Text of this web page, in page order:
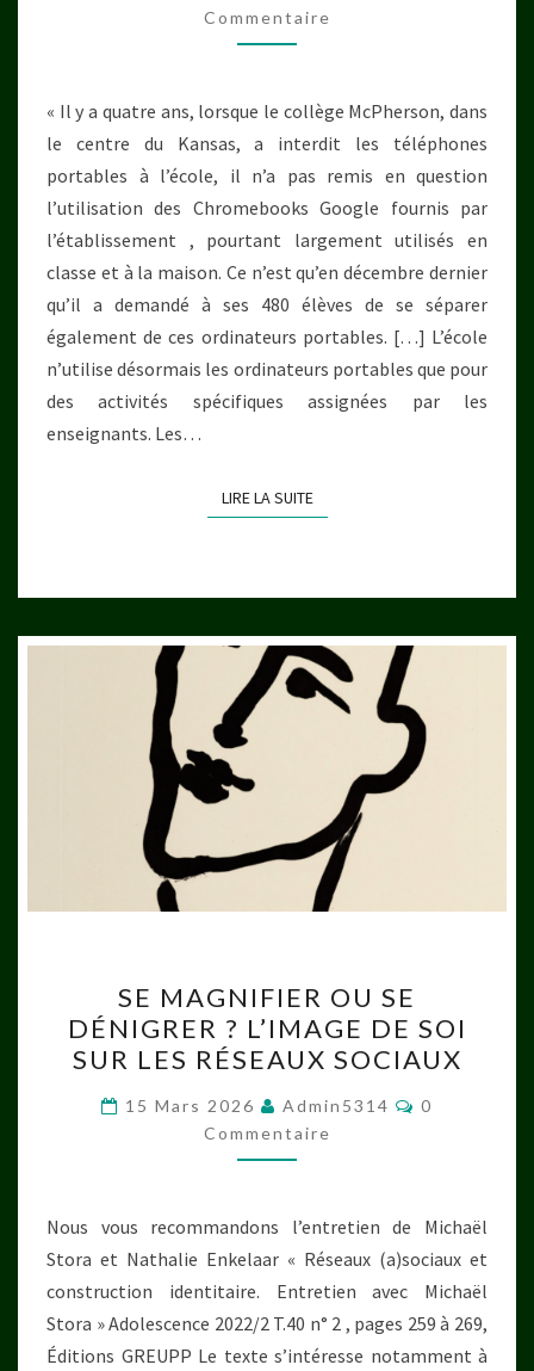
L’ÉDUCATION
ET
LE
DÉVELOPPEMENT
DES
ENFANTS
Commentaire
« Il y a quatre ans, lorsque le collège McPherson, dans
le centre du Kansas, a interdit les téléphones
portables à l’école, il n’a pas remis en question
l’utilisation des Chromebooks Google fournis par
l’établissement , pourtant largement utilisés en
classe et à la maison. Ce n’est qu’en décembre dernier
qu’il a demandé à ses 480 élèves de se séparer
également de ces ordinateurs portables. […] L’école
n’utilise désormais les ordinateurs portables que pour
des activités spécifiques assignées par les
enseignants. Les…
LIRE LA SUITELIRE LA SUITE
MAGNIFIER
OU
SE
DÉNIGRER
?
L’IMAGE
SOI
SUR
LES
RÉSEAUX
SOCIAUX
SE MAGNIFIER OU SE
DÉNIGRER ? L’IMAGE DE SOI
SUR LES RÉSEAUX SOCIAUX
15 Mars 2026 Admin5314
0
Commentaire
Nous vous recommandons l’entretien de Michaël
Stora et Nathalie Enkelaar « Réseaux (a)sociaux et
construction identitaire. Entretien avec Michaël
Stora » Adolescence 2022/2 T.40 n° 2 , pages 259 à 269,
Éditions GREUPP Le texte s’intéresse notamment à